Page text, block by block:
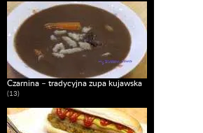
Czarnina – tradycyjna zupa kujawska
(13)